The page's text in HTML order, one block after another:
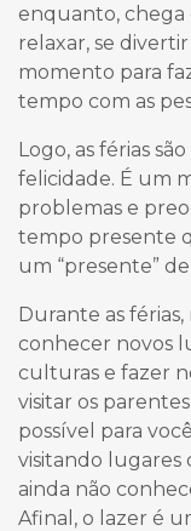
enquanto, chega
relaxar, se
momento para
tempo com as
Logo, as férias
felicidade. É um
problemas e
tempo presente
um “presente”
Durante as
conhecer novos
culturas e fazer
visitar os
possível para
visitando lugares
ainda não
Afinal, o lazer é